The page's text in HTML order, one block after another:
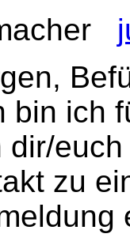
bin ich
dir/
zu